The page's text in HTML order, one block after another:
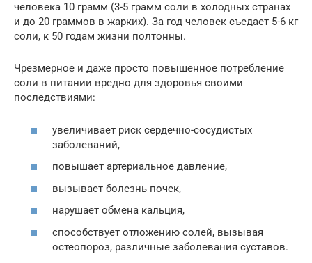
человека 10 грамм (3-5 грамм соли в холодных странах
и до 20 граммов в жарких). За год человек съедает 5-6 кг
соли, к 50 годам жизни полтонны.
Чрезмерное и даже просто повышенное потребление
соли в питании вредно для здоровья своими
последствиями:
увеличивает риск сердечно-сосудистых
заболеваний,
повышает артериальное давление,
вызывает болезнь почек,
нарушает обмена кальция,
способствует отложению солей, вызывая
остеопороз, различные заболевания суставов.